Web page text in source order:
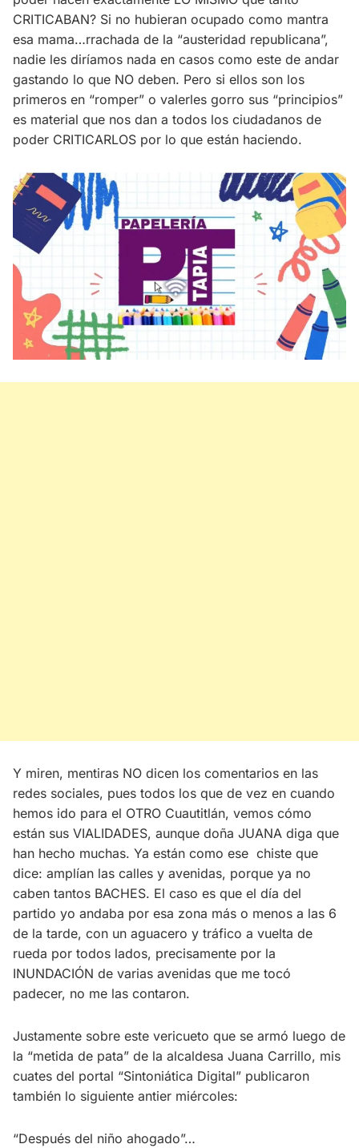
CRITICABAN? Si no hubieran ocupado como mantra
esa mama…rrachada de la “austeridad republicana”,
nadie les diríamos nada en casos como este de andar
gastando lo que NO deben. Pero si ellos son los
primeros en “romper” o valerles gorro sus “principios”
es material que nos dan a todos los ciudadanos de
poder CRITICARLOS por lo que están haciendo.
Y miren, mentiras NO dicen los comentarios en las
redes sociales, pues todos los que de vez en cuando
hemos ido para el OTRO Cuautitlán, vemos cómo
están sus VIALIDADES, aunque doña JUANA diga que
han hecho muchas. Ya están como ese chiste que
dice: amplían las calles y avenidas, porque ya no
caben tantos BACHES. El caso es que el día del
partido yo andaba por esa zona más o menos a las 6
de la tarde, con un aguacero y tráfico a vuelta de
rueda por todos lados, precisamente por la
INUNDACIÓN de varias avenidas que me tocó
padecer, no me las contaron.
Justamente sobre este vericueto que se armó luego de
la “metida de pata” de la alcaldesa Juana Carrillo, mis
cuates del portal “Sintoniática Digital” publicaron
también lo siguiente antier miércoles:
“Después del niño ahogado”…